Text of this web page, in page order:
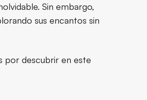
Sin embargo,
sus encantos sin
por descubrir en este